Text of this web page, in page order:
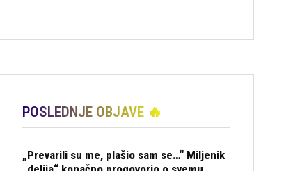
POSLEDNJE OBJAVE 🔥
„Prevarili su me, plašio sam se…“ Miljenik